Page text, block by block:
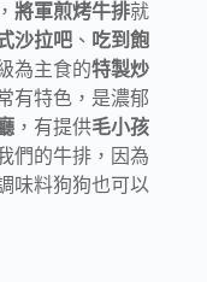
將軍煎烤牛排就
沙拉吧 、 吃到飽
為主食的特製炒
有特色，是濃郁
，有提供毛小孩
們的牛排，因為
味料狗狗也可以